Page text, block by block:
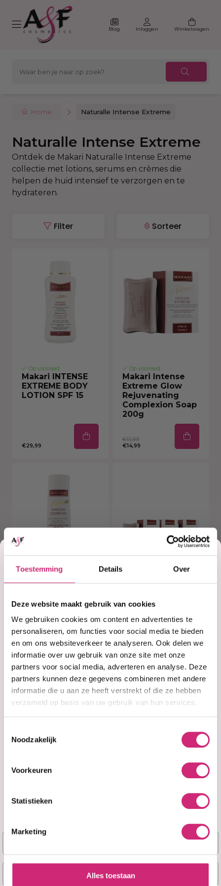
Toestemming Details Over
Deze website maakt gebruik van cookies
We gebruiken cookies om content en advertenties te
personaliseren, om functies voor social media te bieden
en om ons websiteverkeer te analyseren. Ook delen we
informatie over uw gebruik van onze site met onze
partners voor social media, adverteren en analyse. Deze
partners kunnen deze gegevens combineren met andere
informatie die u aan ze heeft verstrekt of die ze hebben
verzameld op basis van uw gebruik van hun services.
Noodzakelijk
Voorkeuren
Statistieken
Marketing
Alles toestaan
Blog Inloggen Winkelwagen
Home Naturalle Intense Extreme
Naturalle Intense Extreme
Ontdek de Makari Naturalle Intense Extreme
collectie met lotions, serums en crèmes die
helpen de huid intensief te verzorgen en te
hydrateren.
Filter Sorteer
Op voorraad
Makari INTENSE
EXTREME BODY
LOTION SPF 15
€29,99
Op voorraad
Makari Intense
Extreme Glow
Rejuvenating
Complexion Soap
200g
€15,99
€14,99
Op voorraad
EXTREME TONING
FACE CREAM SPF
15
€17,99
Op voorraad
EXTREME TONING
SOAP TRIO
NATURALLE
€54,99 €69,99
Korting
op je
eerste
bestelling
Naam
E-mail